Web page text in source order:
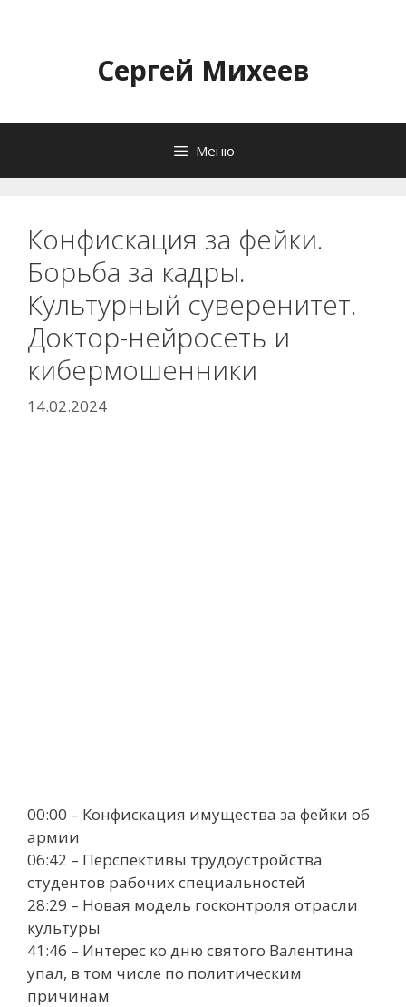
содержимомуСергей Михеев
Меню
Конфискация за фейки.
Борьба за кадры.
Культурный суверенитет.
Доктор-нейросеть и
кибермошенники
14.02.2024
00:00 – Конфискация имущества за фейки об
армии
06:42 – Перспективы трудоустройства
студентов рабочих специальностей
28:29 – Новая модель госконтроля отрасли
культуры
41:46 – Интерес ко дню святого Валентина
упал, в том числе по политическим
причинам